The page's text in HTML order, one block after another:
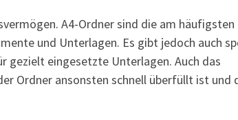
A4-Ordner sind die am häufigsten
und Unterlagen. Es gibt jedoch auch
gezielt eingesetzte Unterlagen. Auch das
Ordner ansonsten schnell überfüllt ist und